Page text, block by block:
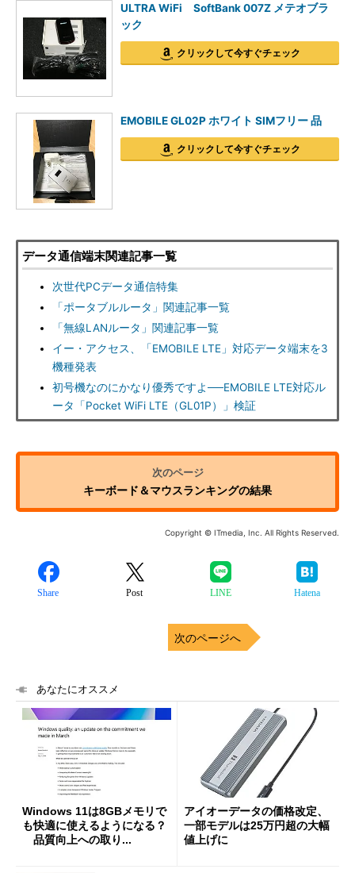
ULTRA WiFi SoftBank 007Z メテオブラ
ック
クリックして今すぐチェック
EMOBILE GL02P ホワイト SIMフリー 品
クリックして今すぐチェック
データ通信端末関連記事一覧
次世代PCデータ通信特集
「ポータブルルータ」関連記事一覧
「無線LANルータ」関連記事一覧
イー・アクセス、「EMOBILE LTE」対応データ端末を3
機種発表
初号機なのにかなり優秀ですよ──EMOBILE LTE対応ル
ータ「Pocket WiFi LTE（GL01P）」検証
キーボード＆マウスランキングの結果
Copyright © ITmedia, Inc. All Rights Reserved.
Share Post LINE Hatena
次のページへ
あなたにオススメ
Windows 11は8GBメモリで
も快適に使えるようになる？
品質向上への取り...
アイオーデータの価格改定、
一部モデルは25万円超の大幅
値上げに